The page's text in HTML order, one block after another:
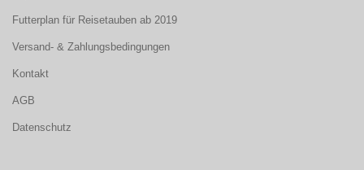
Futterplan für Reisetauben ab 2019
Versand- & Zahlungsbedingungen
Kontakt
AGB
Datenschutz